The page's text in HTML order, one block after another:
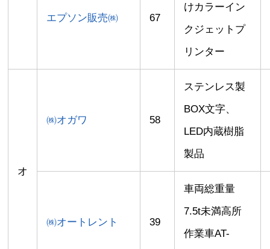
エプソン販売㈱ 67
けカラーイン
クジェットプ
リンター
オ
㈱オガワ 58
ステンレス製
BOX文字、
LED内蔵樹脂
製品
㈱オートレント 39
車両総重量
7.5t未満高所
作業車AT-